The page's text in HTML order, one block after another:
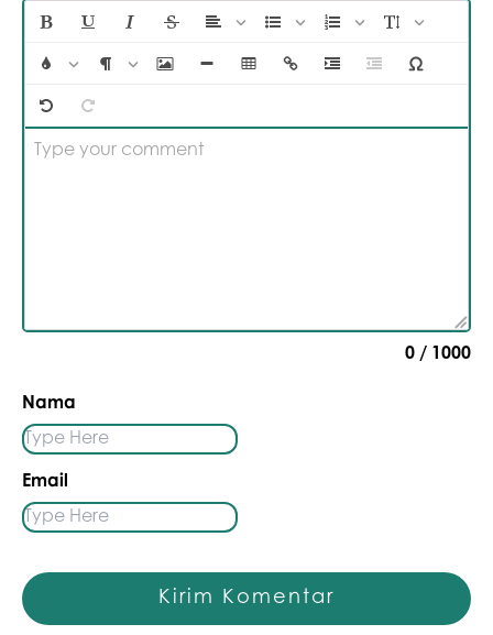
Type your comment
0 / 1000
Nama
Email
Kirim Komentar